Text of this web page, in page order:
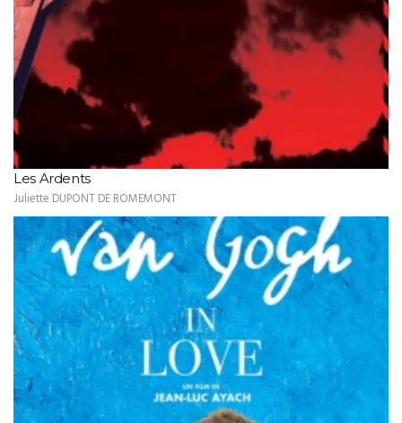
Les Ardents
Juliette DUPONT DE ROMEMONT